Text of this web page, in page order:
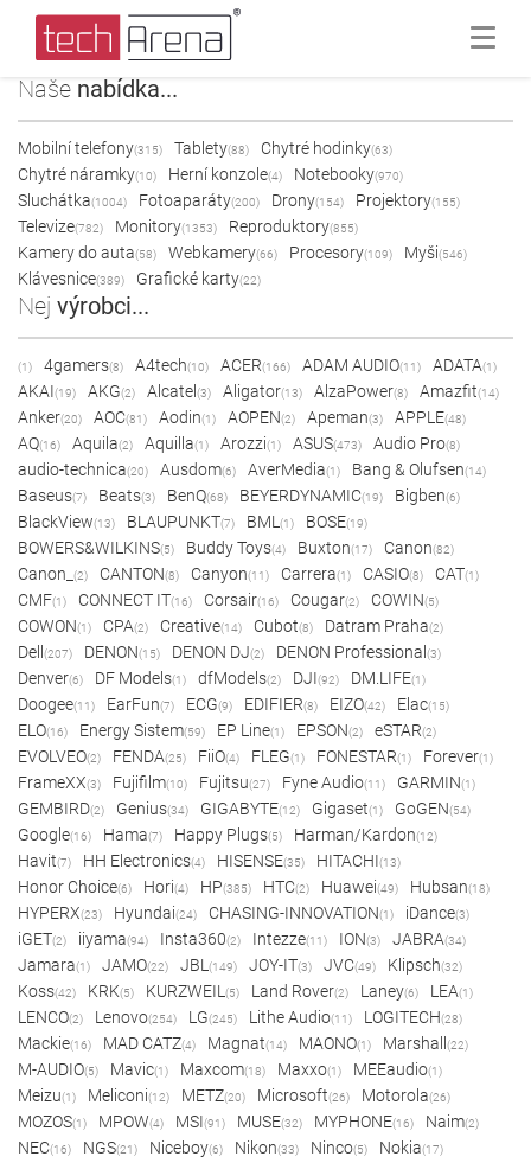
Naše nabídka...
Mobilní telefony(315) Tablety(88) Chytré hodinky(63)
Chytré náramky(10) Herní konzole(4) Notebooky(970)
Sluchátka(1004) Fotoaparáty(200) Drony(154) Projektory(155)
Televize(782) Monitory(1353) Reproduktory(855)
Kamery do auta(58) Webkamery(66) Procesory(109) Myši(546)
Klávesnice(389) Grafické karty(22)
Nej výrobci...
(1) 4gamers(8) A4tech(10) ACER(166) ADAM AUDIO(11) ADATA(1)
AKAI(19) AKG(2) Alcatel (3) Aligator(13) AlzaPower(8) Amazfit(14)
Anker(20) AOC(81) Aodin(1) AOPEN(2) Apeman(3) APPLE(48)
AQ(16) Aquila(2) Aquilla(1) Arozzi(1) ASUS(473) Audio Pro(8)
audio-technica(20) Ausdom(6) AverMedia(1) Bang & Olufsen(14)
Baseus(7) Beats(3) BenQ(68) BEYERDYNAMIC(19) Bigben(6)
BlackView(13) BLAUPUNKT(7) BML (1) BOSE(19)
BOWERS&WILKINS(5) Buddy Toys(4) Buxton(17) Canon(82)
Canon_ (2) CANTON(8) Canyon(11) Carrera(1) CASIO(8) CAT(1)
CMF(1) CONNECT IT(16) Corsair(16) Cougar(2) COWIN(5)
COWON(1) CPA(2) Creative(14) Cubot(8) Datram Praha(2)
Dell (207) DENON(15) DENON DJ(2) DENON Professional (3)
Denver(6) DF Models(1) dfModels(2) DJI(92) DM.LIFE(1)
Doogee(11) EarFun(7) ECG(9) EDIFIER(8) EIZO(42) Elac(15)
ELO(16) Energy Sistem(59) EP Line(1) EPSON(2) eSTAR(2)
EVOLVEO(2) FENDA(25) FiiO(4) FLEG(1) FONESTAR(1) Forever(1)
FrameXX(3) Fujifilm(10) Fujitsu(27) Fyne Audio(11) GARMIN(1)
GEMBIRD(2) Genius(34) GIGABYTE(12) Gigaset(1) GoGEN(54)
Google(16) Hama(7) Happy Plugs(5) Harman/Kardon(12)
Havit(7) HH Electronics(4) HISENSE(35) HITACHI(13)
Honor Choice(6) Hori(4) HP(385) HTC(2) Huawei(49) Hubsan(18)
HYPERX(23) Hyundai(24) CHASING-INNOVATION(1) iDance(3)
iGET(2) iiyama(94) Insta360(2) Intezze(11) ION(3) JABRA(34)
Jamara(1) JAMO(22) JBL (149) JOY-IT(3) JVC(49) Klipsch(32)
Koss(42) KRK(5) KURZWEIL (5) Land Rover(2) Laney(6) LEA(1)
LENCO(2) Lenovo(254) LG(245) Lithe Audio(11) LOGITECH(28)
Mackie(16) MAD CATZ(4) Magnat(14) MAONO(1) Marshall (22)
M-AUDIO(5) Mavic(1) Maxcom(18) Maxxo(1) MEEaudio(1)
Meizu(1) Meliconi(12) METZ(20) Microsoft(26) Motorola(26)
MOZOS(1) MPOW(4) MSI(91) MUSE(32) MYPHONE(16) Naim(2)
NEC(16) NGS(21) Niceboy(6) Nikon(33) Ninco(5) Nokia(17)